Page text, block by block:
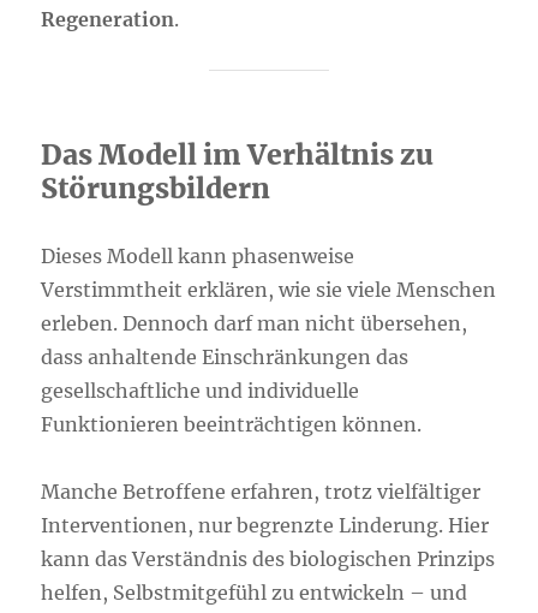
Regeneration.
Das Modell im Verhältnis zu
Störungsbildern
Dieses Modell kann phasenweise
Verstimmtheit erklären, wie sie viele Menschen
erleben. Dennoch darf man nicht übersehen,
dass anhaltende Einschränkungen das
gesellschaftliche und individuelle
Funktionieren beeinträchtigen können.
Manche Betroffene erfahren, trotz vielfältiger
Interventionen, nur begrenzte Linderung. Hier
kann das Verständnis des biologischen Prinzips
helfen, Selbstmitgefühl zu entwickeln – und